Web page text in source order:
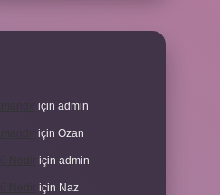
için admin
için Ozan
için admin
için Naz